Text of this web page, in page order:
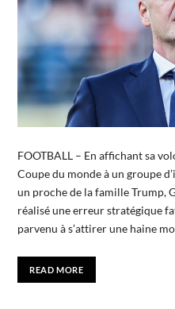
FOOTBALL – En affichant sa
Coupe du monde à un groupe
un proche de la famille Trump,
réalisé une erreur stratégique
parvenu à s’attirer une haine
READ MORE